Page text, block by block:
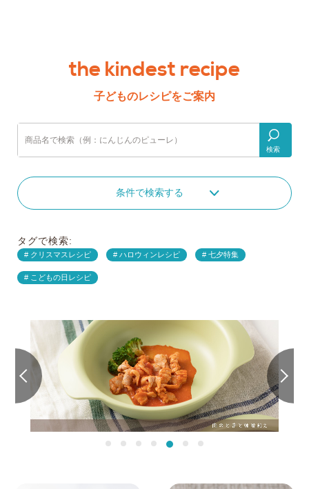
the kindest recipe
子どものレシピをご案内
検索
条件で検索する
タグで検索:
クリスマスレシピ ハロウィンレシピ 七夕特集
こどもの日レシピ